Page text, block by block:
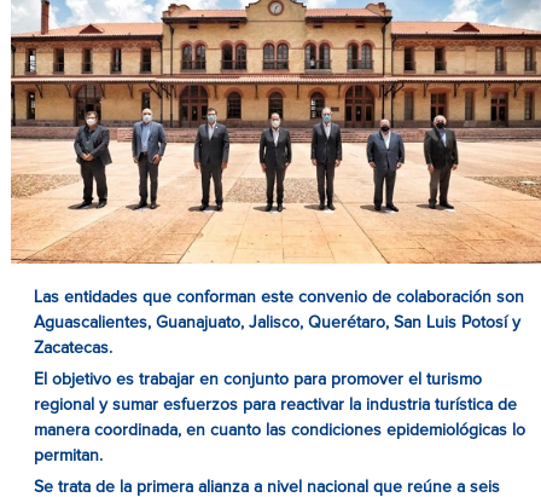
Las entidades que conforman este convenio de colaboración son
Aguascalientes, Guanajuato, Jalisco, Querétaro, San Luis Potosí y
Zacatecas.
El objetivo es trabajar en conjunto para promover el turismo
regional y sumar esfuerzos para reactivar la industria turística de
manera coordinada, en cuanto las condiciones epidemiológicas lo
permitan.
Se trata de la primera alianza a nivel nacional que reúne a seis